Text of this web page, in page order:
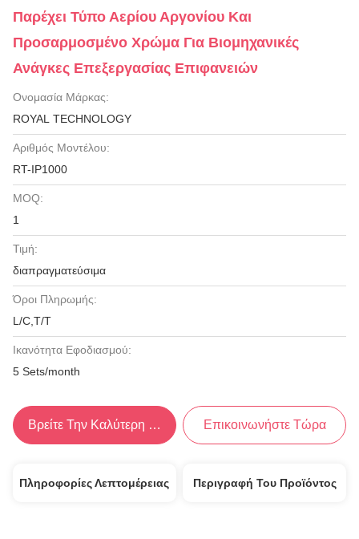
Παρέχει Τύπο Αερίου Αργονίου Και
Προσαρμοσμένο Χρώμα Για Βιομηχανικές
Ανάγκες Επεξεργασίας Επιφανειών
Ονομασία Μάρκας:
ROYAL TECHNOLOGY
Αριθμός Μοντέλου:
RT-IP1000
MOQ:
1
Τιμή:
διαπραγματεύσιμα
Όροι Πληρωμής:
L/C,T/T
Ικανότητα Εφοδιασμού:
5 Sets/month
Βρείτε Την Καλύτερη Τιμή Επικοινωνήστε Τώρα
Πληροφορίες Λεπτομέρειας Περιγραφή Του Προϊόντος